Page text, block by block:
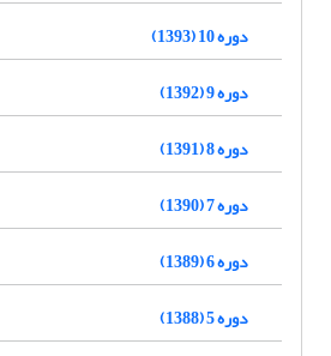
دوره 10 (1393)
دوره 9 (1392)
دوره 8 (1391)
دوره 7 (1390)
دوره 6 (1389)
دوره 5 (1388)